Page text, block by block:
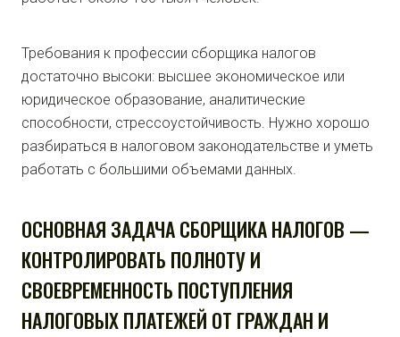
Требования к профессии сборщика налогов
достаточно высоки: высшее экономическое или
юридическое образование, аналитические
способности, стрессоустойчивость. Нужно хорошо
разбираться в налоговом законодательстве и уметь
работать с большими объемами данных.
ОСНОВНАЯ ЗАДАЧА СБОРЩИКА НАЛОГОВ —
КОНТРОЛИРОВАТЬ ПОЛНОТУ И
СВОЕВРЕМЕННОСТЬ ПОСТУПЛЕНИЯ
НАЛОГОВЫХ ПЛАТЕЖЕЙ ОТ ГРАЖДАН И